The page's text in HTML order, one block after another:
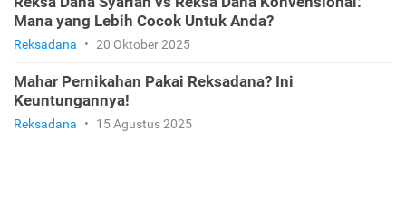
Mana yang Lebih Cocok Untuk Anda?
Reksadana • 20 Oktober 2025
Mahar Pernikahan Pakai Reksadana? Ini
Keuntungannya!
Reksadana • 15 Agustus 2025